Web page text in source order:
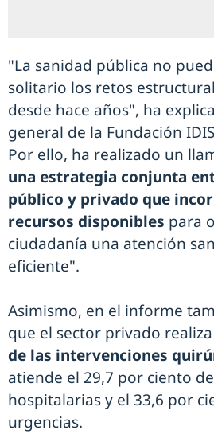
"La sanidad pública no
solitario los retos
desde hace años", ha
general de la Fundación
Por ello, ha realizado un
una estrategia conjunta
público y privado que
recursos disponibles para
ciudadanía una atención
eficiente".
Asimismo, en el informe
que el sector privado
de las intervenciones
atiende el 29,7 por ciento
hospitalarias y el 33,6 por
urgencias.